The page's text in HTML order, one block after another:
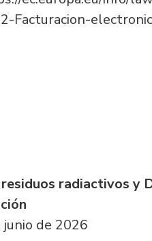
Facturacion-
radiactivos y
junio de 2026